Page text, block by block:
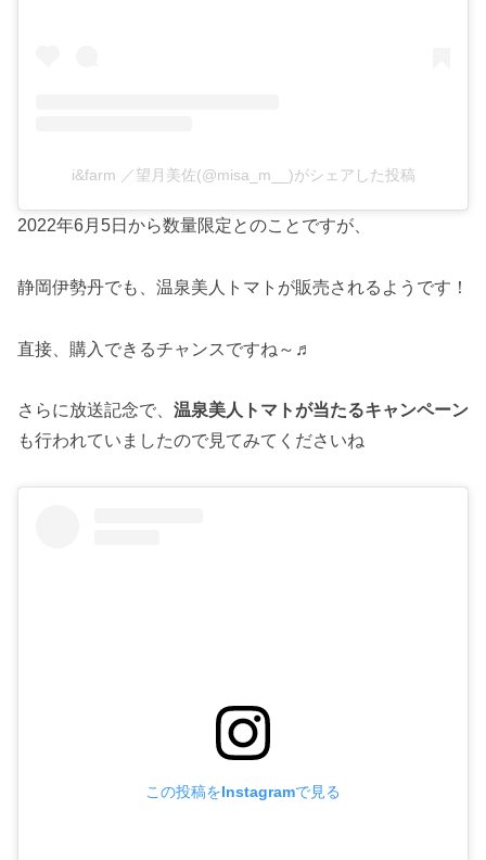
i&farm ／望月美佐(@misa_m__)がシェアした投稿
2022年6月5日から数量限定とのことですが、
静岡伊勢丹でも、温泉美人トマトが販売されるようです！
直接、購入できるチャンスですね～♬
さらに放送記念で、 温泉美人トマトが当たるキャンペーン
も行われていましたので見てみてくださいね
この投稿をInstagramで見る